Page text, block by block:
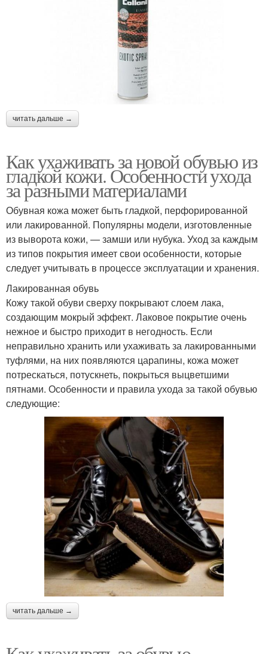
читать дальше →
Как ухаживать за новой обувью из
гладкой кожи. Особенности ухода
за разными материалами
Обувная кожа может быть гладкой, перфорированной
или лакированной. Популярны модели, изготовленные
из выворота кожи, — замши или нубука. Уход за каждым
из типов покрытия имеет свои особенности, которые
следует учитывать в процессе эксплуатации и хранения.
Лакированная обувь
Кожу такой обуви сверху покрывают слоем лака,
создающим мокрый эффект. Лаковое покрытие очень
нежное и быстро приходит в негодность. Если
неправильно хранить или ухаживать за лакированными
туфлями, на них появляются царапины, кожа может
потрескаться, потускнеть, покрыться выцветшими
пятнами. Особенности и правила ухода за такой обувью
следующие:
читать дальше →